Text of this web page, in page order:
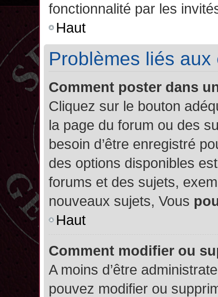
fonctionnalité par les
Haut
Problèmes liés
Comment poster dans
Cliquez sur le bouton
la page du forum ou des
besoin d’être enregistré
des options disponibles
forums et des sujets,
nouveaux sujets, Vous
Haut
Comment modifier ou
A moins d’être
pouvez modifier ou